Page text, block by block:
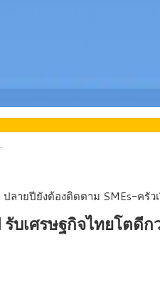
ศักยภาพ
ใหญ่
ภาระงานจริง
ายปียังต้องติดตาม SMEs-ครัวเ
เศรษฐกิจไทยโตดี